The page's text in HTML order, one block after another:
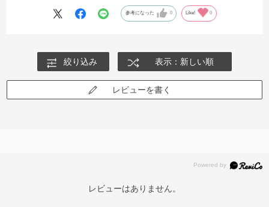
参考になった 0 Like! 0
絞り込み 表示：新しい順
レビューを書く
レビューはありません。